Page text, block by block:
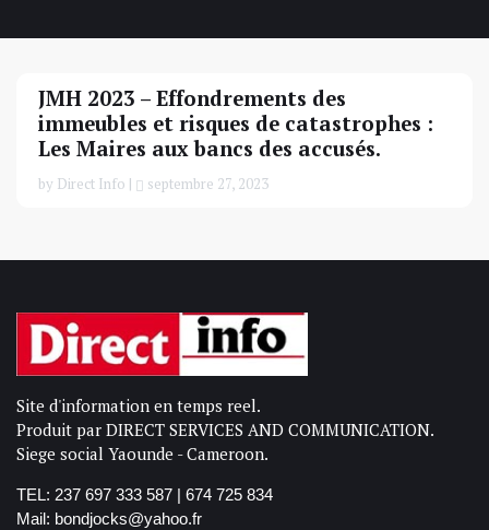
JMH 2023 – Effondrements des
immeubles et risques de catastrophes :
Les Maires aux bancs des accusés.
by Direct Info | septembre 27, 2023
Site d'information en temps reel.
Produit par DIRECT SERVICES AND COMMUNICATION.
Siege social Yaounde - Cameroon.
TEL: 237 697 333 587 | 674 725 834
Mail: bondjocks@yahoo.fr